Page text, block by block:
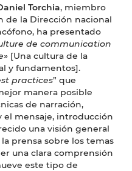
Torchia, miembro
de la Dirección nacional
ha presentado
de communication
[Una cultura de la
y fundamentos].
practices” que
manera posible
de narración,
el mensaje, introducción
una visión general
prensa sobre los temas
una clara comprensión
este tipo de